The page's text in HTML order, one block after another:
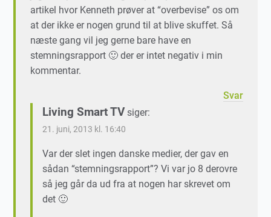
artikel hvor Kenneth prøver at “overbevise” os om
at der ikke er nogen grund til at blive skuffet. Så
næste gang vil jeg gerne bare have en
stemningsrapport 🙂 der er intet negativ i min
kommentar.
Svar
Living Smart TV siger:
21. juni, 2013 kl. 16:40
Var der slet ingen danske medier, der gav en
sådan “stemningsrapport”? Vi var jo 8 derovre
så jeg går da ud fra at nogen har skrevet om
det 🙂